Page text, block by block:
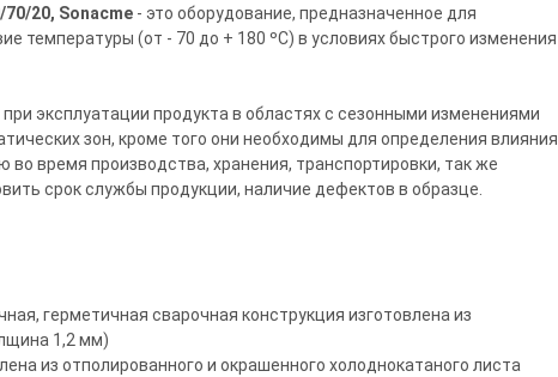
20, Sonacme- это оборудование, предназначенное для
температуры (от - 70 до + 180 ºС) в условиях быстрого изменения
эксплуатации продукта в областях с сезонными изменениями
зон, кроме того они необходимы для определения влияния
время производства, хранения, транспортировки, так же
срок службы продукции, наличие дефектов в образце.
герметичная сварочная конструкция изготовлена из
1,2 мм)
из отполированного и окрашенного холоднокатаного листа